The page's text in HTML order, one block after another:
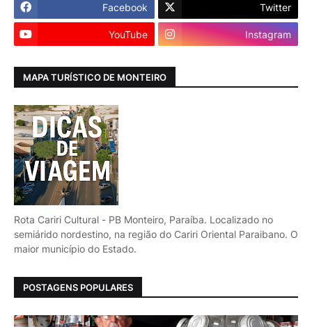
Facebook Twitter
YouTube Instagram
MAPA TURÍSTICO DE MONTEIRO
Rota Cariri Cultural - PB Monteiro, Paraíba. Localizado no
semiárido nordestino, na região do Cariri Oriental Paraibano. O
maior município do Estado.
POSTAGENS POPULARES